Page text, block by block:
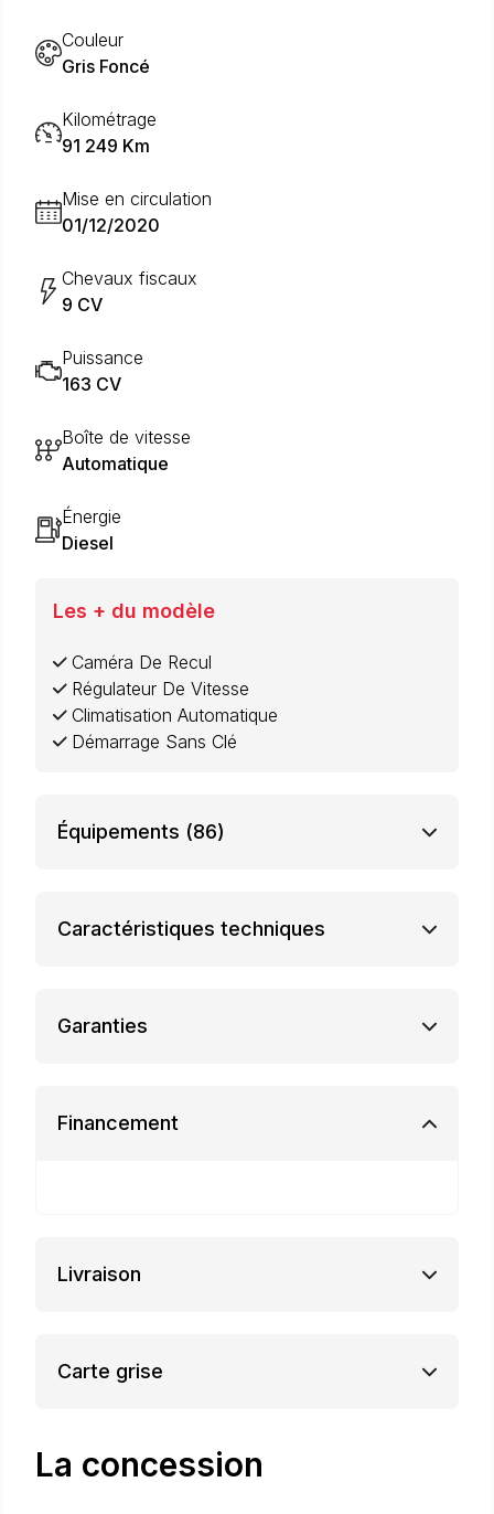
Couleur
Gris Foncé
Kilométrage
91 249 Km
Mise en circulation
01/12/2020
Chevaux fiscaux
9 CV
Puissance
163 CV
Boîte de vitesse
Automatique
Énergie
Diesel
Les + du modèle
Caméra De Recul
Régulateur De Vitesse
Climatisation Automatique
Démarrage Sans Clé
Équipements (86)
Caractéristiques techniques
Garanties
Financement
Livraison
Carte grise
La concession